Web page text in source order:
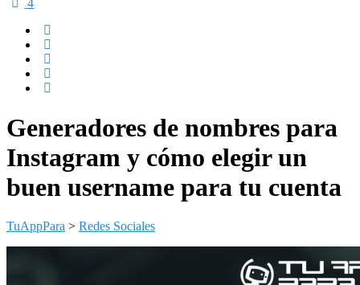
4
Generadores de nombres para
Instagram y cómo elegir un
buen username para tu cuenta
TuAppPara > Redes Sociales